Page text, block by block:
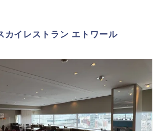
カイレストラン エトワール